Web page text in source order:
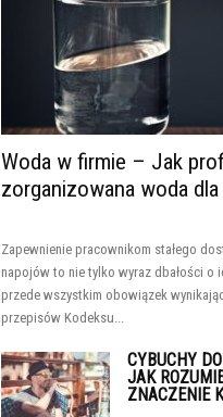
Woda w firmie – Jak
zorganizowana woda dla
Zapewnienie pracownikom stałego
napojów to nie tylko wyraz dbałości o
przede wszystkim obowiązek
przepisów Kodeksu...
CYBUCHY
JAK
ZNACZENIE